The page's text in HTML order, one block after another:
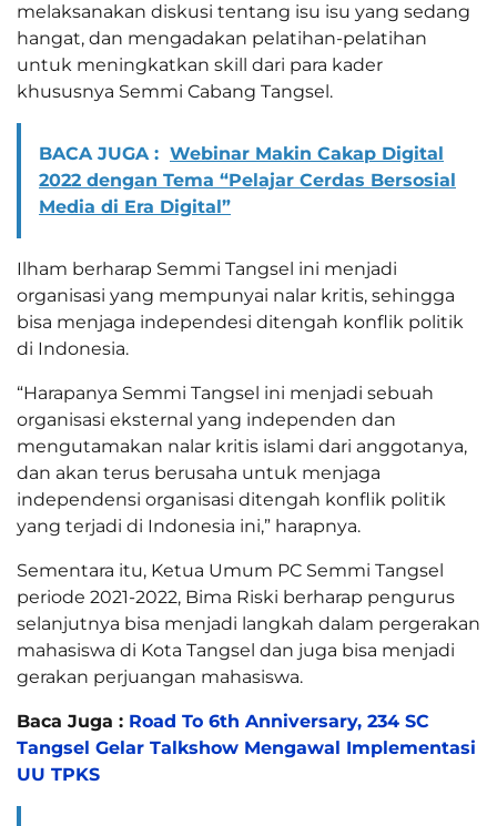
melaksanakan diskusi tentang isu isu yang sedang
hangat, dan mengadakan pelatihan-pelatihan
untuk meningkatkan skill dari para kader
khususnya Semmi Cabang Tangsel.
BACA JUGA : Webinar Makin Cakap Digital
2022 dengan Tema “Pelajar Cerdas Bersosial
Media di Era Digital”
Ilham berharap Semmi Tangsel ini menjadi
organisasi yang mempunyai nalar kritis, sehingga
bisa menjaga independesi ditengah konflik politik
di Indonesia.
“Harapanya Semmi Tangsel ini menjadi sebuah
organisasi eksternal yang independen dan
mengutamakan nalar kritis islami dari anggotanya,
dan akan terus berusaha untuk menjaga
independensi organisasi ditengah konflik politik
yang terjadi di Indonesia ini,” harapnya.
Sementara itu, Ketua Umum PC Semmi Tangsel
periode 2021-2022, Bima Riski berharap pengurus
selanjutnya bisa menjadi langkah dalam pergerakan
mahasiswa di Kota Tangsel dan juga bisa menjadi
gerakan perjuangan mahasiswa.
Baca Juga : Road To 6th Anniversary, 234 SC
Tangsel Gelar Talkshow Mengawal Implementasi
UU TPKS